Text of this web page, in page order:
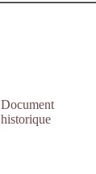
Document
historique